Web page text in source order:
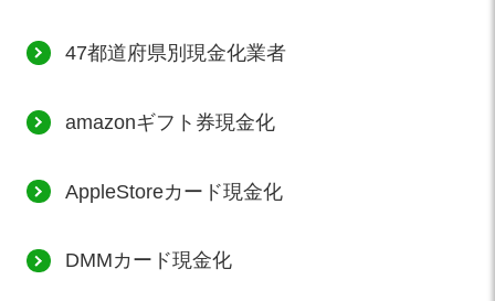
47都道府県別現金化業者
amazonギフト券現金化
AppleStoreカード現金化
DMMカード現金化